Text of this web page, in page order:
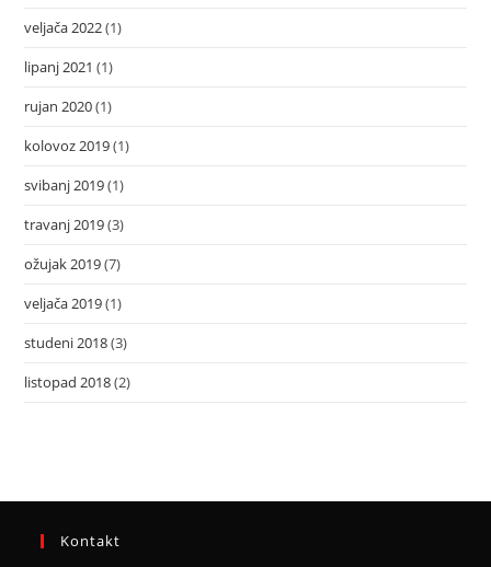
veljača 2022(1)
lipanj 2021 (1)
rujan 2020(1)
kolovoz 2019(1)
svibanj 2019(1)
travanj 2019(3)
ožujak 2019(7)
veljača 2019(1)
studeni 2018(3)
listopad 2018(2)
Kontakt